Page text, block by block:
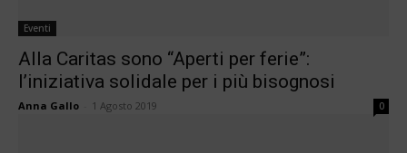
Eventi
Alla Caritas sono “Aperti per ferie”:
l’iniziativa solidale per i più bisognosi
Anna Gallo 1 Agosto 2019 0